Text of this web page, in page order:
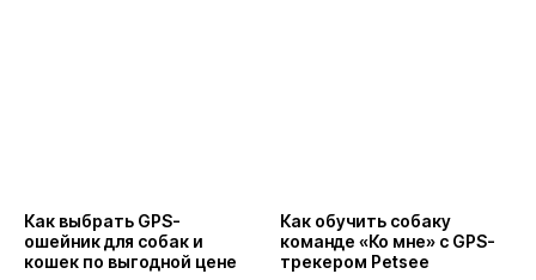
Как выбрать GPS-
ошейник для собак и
кошек по выгодной цене
Как обучить собаку
команде «Ко мне» с GPS-
трекером Petsee